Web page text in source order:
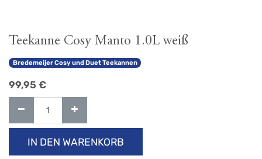
Teekanne Cosy Manto 1.0L weiß
Bredemeijer Cosy und Duet Teekannen
99,95 €
IN DEN WARENKORB